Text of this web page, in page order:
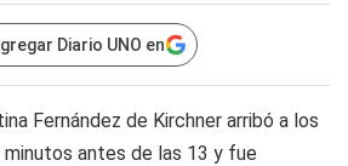
Diario UNO en
Fernández de Kirchner arribó a los
minutos antes de las 13 y fue